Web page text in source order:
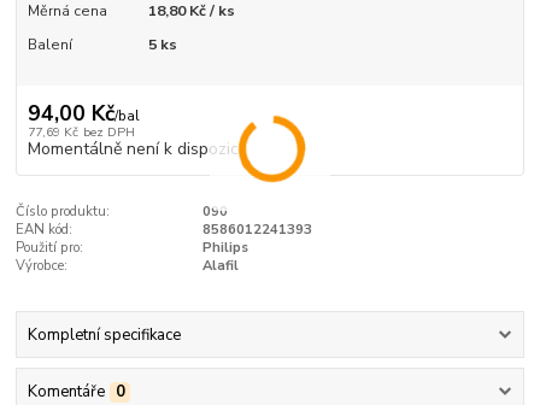
Měrná cena
18,80 Kč / ks
Balení
5 ks
94,00 Kč/bal
77,69 Kč bez DPH
Momentálně není k dispozici
Číslo produktu:
090
EAN kód:
8586012241393
Použití pro:
Philips
Výrobce:
Alafil
Kompletní specifikace
Komentáře 0